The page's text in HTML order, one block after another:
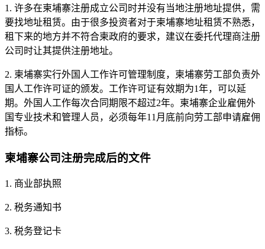
1. 许多在柬埔寨注册成立公司时并没有当地注册地址提供，需
要找地址租赁。由于很多投资者对于柬埔寨地址租赁不熟悉，
租下来的地方并不符合柬政府的要求，建议在委托代理商注册
公司时让其提供注册地址。
2. 柬埔寨实行外国人工作许可管理制度，柬埔寨劳工部负责外
国人工作许可证的颁发。工作许可证有效期为1年，可以延
期。外国人工作每次合同期限不超过2年。柬埔寨企业雇佣外
国专业技术和管理人员，必须每年11月底前向劳工部申请雇佣
指标。
柬埔寨公司注册完成后的文件
1. 商业部执照
2. 税务通知书
3. 税务登记卡